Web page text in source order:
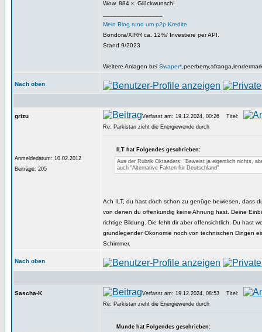
Wow. 884 x. Glückwunsch!
Mein Blog rund um p2p Kredite
Bondora/XIRR ca. 12%/ Investiere per API.
Stand 9/2023
Weitere Anlagen bei Swaper*
Nach oben
grizu
Anmeldedatum: 10.02.2012
Beiträge: 205
Verfasst am: 19.12.2024, 00:26
Titel:
Re: Parkistan zieht die Energiewende durch
ILT hat Folgendes geschrieben:
Aus der Rubrik Oktaeders: "Beweist ja eigentlich nichts,
auch "Alternative Fakten für Deutschland"
Ach ILT, du hast doch schon zu genüge bewiesen, dass
von denen du offenkundig keine Ahnung hast. Deine
richtige Bildung. Die fehlt dir aber offensichtlich. Du hast
grundlegender Ökonomie noch von technischen Dingen
Schimmer.
Nach oben
Sascha-K Verfasst am: 19.12.2024, 08:53
Titel:
Re: Parkistan zieht die Energiewende durch
Munde hat Folgendes geschrieben: